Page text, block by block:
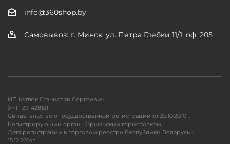
info@360shop.by
Самовывоз: г. Минск, ул. Петра Глебки 11/1, оф. 205
ИП Матюк Станислав Сергеевич
УНП 391428121
Свидетельство о государственной регистрации от 25.10.2010г.
Регистрирующий орган - Оршанский горисполком
Дата регистрации в торговом реестре Республики Беларусь -
15.12.2014г.